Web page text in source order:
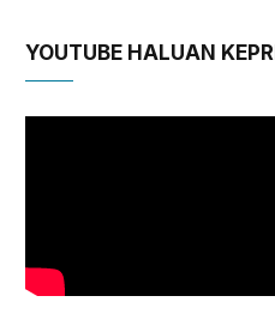
YOUTUBE HALUAN KEPRI